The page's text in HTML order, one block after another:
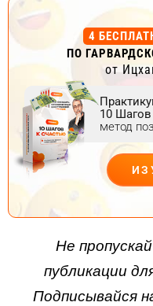
4
ПО
от
10
метод
Не
публикации
Подписывайся